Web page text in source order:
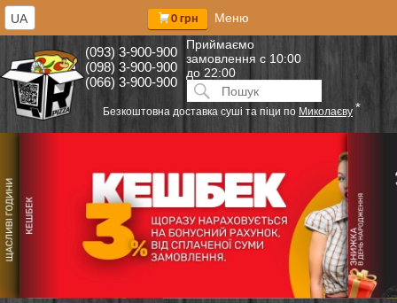
(093) 3-900-900
(098) 3-900-900
(066) 3-900-900
Приймаємо
замовлення с 10:00
до 22:00
Искать:ПОИСК
0 грн Меню
Безкоштовна доставка суші та піци по Миколаєву *
UA